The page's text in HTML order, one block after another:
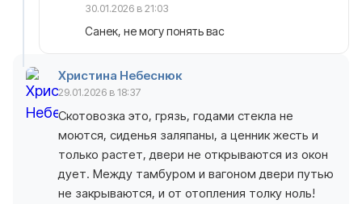
30.01.2026 в 21:03
Санек, не могу понять вас
Христина Небеснюк
29.01.2026 в 18:37
Скотовозка это, грязь, годами стекла не
моются, сиденья заляпаны, а ценник жесть и
только растет, двери не открываются из окон
дует. Между тамбуром и вагоном двери путью
не закрываются, и от отопления толку ноль!